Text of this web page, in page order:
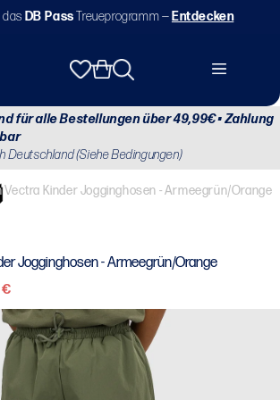
das DB PassTreueprogramm — Entdecken
Warenkorb
für alle Bestellungen über 49,99€ • Zahlung
Deutschland (Siehe Bedingungen)
Vectra Kinder Jogginghosen - Armeegrün/Orange
Jogginghosen - Armeegrün/Orange